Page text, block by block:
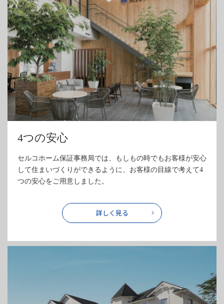
4つの安心
セルコホーム保証事務局では、もしもの時でもお客様が安心
して住まいづくりができるように、お客様の目線で考えて4
つの安心をご用意しました。
詳しく見る